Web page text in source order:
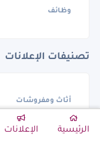
وظائف
تصنيفات الإعلانات
أثاث ومفروشات
أجهزه الكترونيهالرئيسية الإعلانات